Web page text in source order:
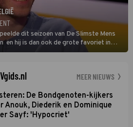
dit seizoen van De Slimste Mens
en hij is dan ook de grote favoriet in
is Nederlandse inbreng, want komiek
MEER NIEUWS
De Bondgenoten-kijkers
Anouk, Diederik en Dominique
Sayf: 'Hypocriet'